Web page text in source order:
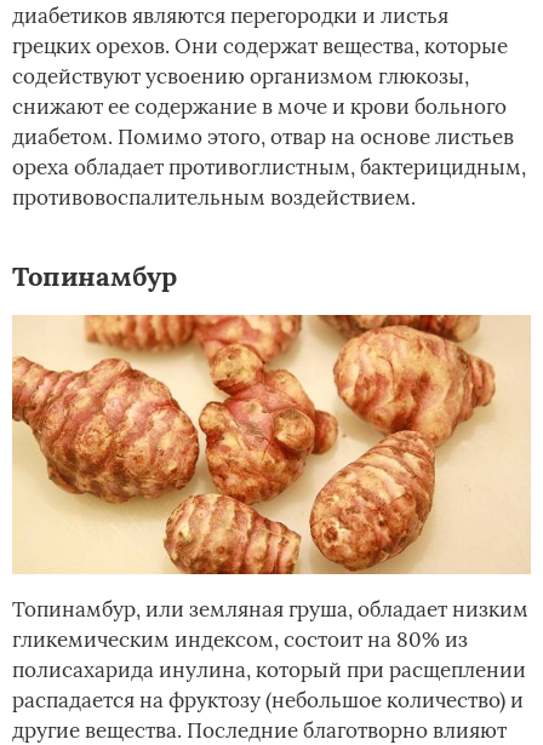
диабетиков являются перегородки и листья
грецких орехов. Они содержат вещества, которые
содействуют усвоению организмом глюкозы,
снижают ее содержание в моче и крови больного
диабетом. Помимо этого, отвар на основе листьев
ореха обладает противоглистным, бактерицидным,
противовоспалительным воздействием.
Топинамбур
Топинамбур, или земляная груша, обладает низким
гликемическим индексом, состоит на 80% из
полисахарида инулина, который при расщеплении
распадается на фруктозу (небольшое количество) и
другие вещества. Последние благотворно влияют